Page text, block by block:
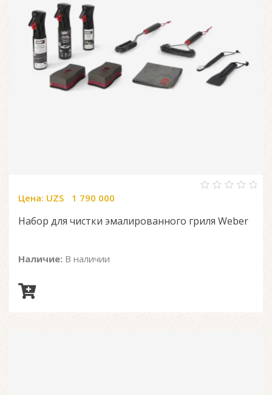
5
Цена: UZS 1 790 000
Набор для чистки эмалированного гриля Weber
Наличие: В наличии